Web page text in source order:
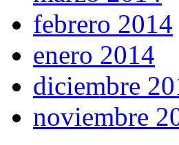
febrero 2014
enero 2014
diciembre
noviembre